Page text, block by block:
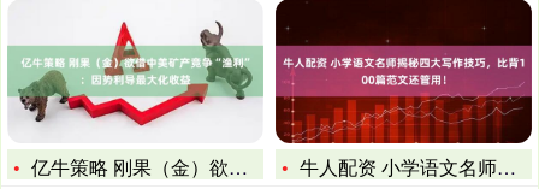
亿牛策略 刚果（金）欲借中美矿产竞争“渔利”：因势利导最大化
牛人配资 小学语文名师揭秘四大写作技巧，比背100篇范文还管